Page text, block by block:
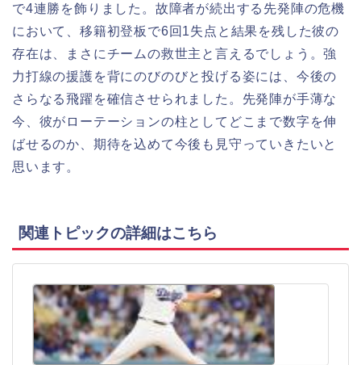
で4連勝を飾りました。故障者が続出する先発陣の危機
において、移籍初登板で6回1失点と結果を残した彼の
存在は、まさにチームの救世主と言えるでしょう。強
力打線の援護を背にのびのびと投げる姿には、今後の
さらなる飛躍を確信させられました。先発陣が手薄な
今、彼がローテーションの柱としてどこまで数字を伸
ばせるのか、期待を込めて今後も見守っていきたいと
思います。
関連トピックの詳細はこちら